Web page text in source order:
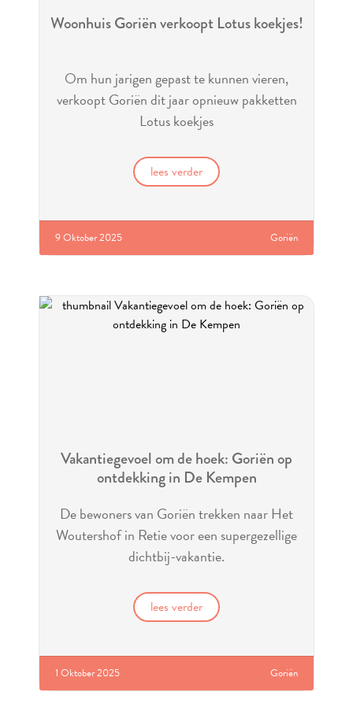
Woonhuis Goriën verkoopt Lotus koekjes!
Om hun jarigen gepast te kunnen vieren,
verkoopt Goriën dit jaar opnieuw pakketten
Lotus koekjes
lees verder
9 Oktober 2025 Goriën
Vakantiegevoel om de hoek: Goriën op
ontdekking in De Kempen
De bewoners van Goriën trekken naar Het
Woutershof in Retie voor een supergezellige
dichtbij-vakantie.
lees verder
1 Oktober 2025 Goriën